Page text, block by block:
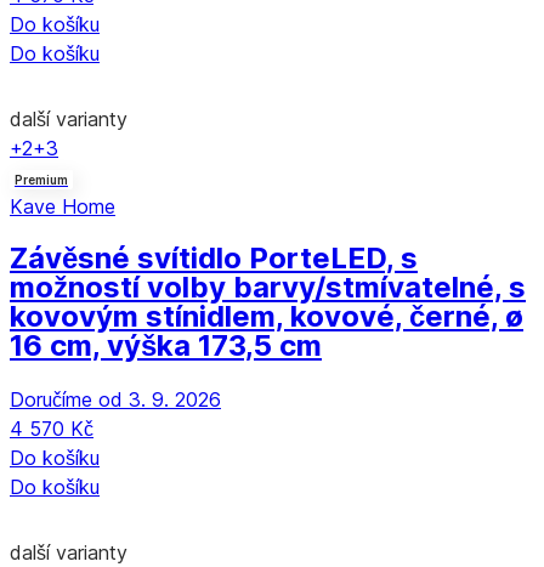
Do košíku
Do košíku
další varianty
+2+3
Premium
Kave Home
Závěsné svítidlo PorteLED, s
možností volby barvy/stmívatelné, s
kovovým stínidlem, kovové, černé, ø
16 cm, výška 173,5 cm
Doručíme od 3. 9. 2026
4 570 Kč
Do košíku
Do košíku
další varianty